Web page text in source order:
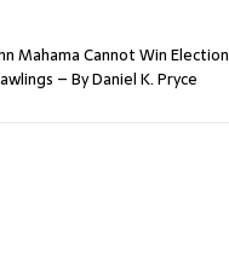
Mahama Cannot Win Election
– By Daniel K. Pryce